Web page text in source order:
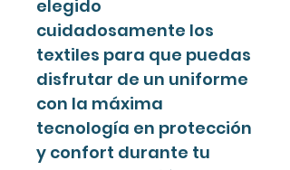
elegido
cuidadosamente los
textiles para que puedas
disfrutar de un uniforme
con la máxima
tecnología en protección
y confort durante tu